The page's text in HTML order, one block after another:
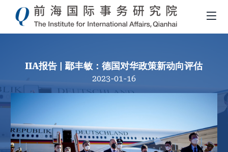
IIA报告 | 鄢丰敏：德国对华政策新动向评估
2023-01-16